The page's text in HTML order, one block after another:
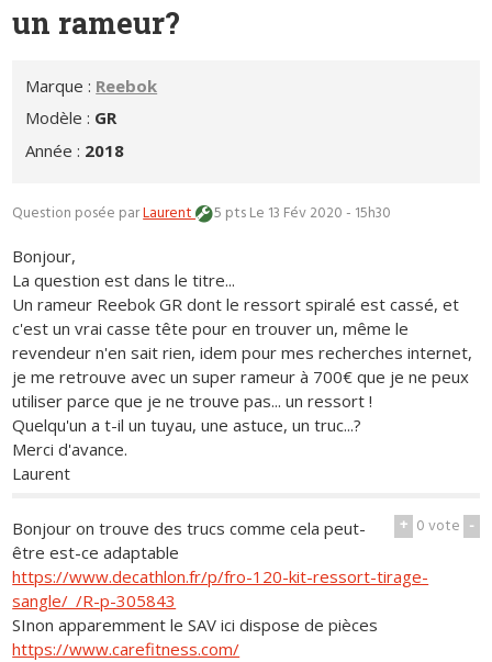
un rameur?
Marque : Reebok
Modèle : GR
Année : 2018
Question posée parLaurent 5 ptsLe 13 Fév 2020 - 15h30
Bonjour,
La question est dans le titre...
Un rameur Reebok GR dont le ressort spiralé est cassé, et
c'est un vrai casse tête pour en trouver un, même le
revendeur n'en sait rien, idem pour mes recherches internet,
je me retrouve avec un super rameur à 700€ que je ne peux
utiliser parce que je ne trouve pas... un ressort !
Quelqu'un a t-il un tuyau, une astuce, un truc...?
Merci d'avance.
Laurent
+ 0vote -
Bonjour on trouve des trucs comme cela peut-
être est-ce adaptable
https://www.decathlon.fr/p/fro-120-kit-ressort-tirage-
sangle/_/R-p-305843
SInon apparemment le SAV ici dispose de pièces
https://www.carefitness.com/